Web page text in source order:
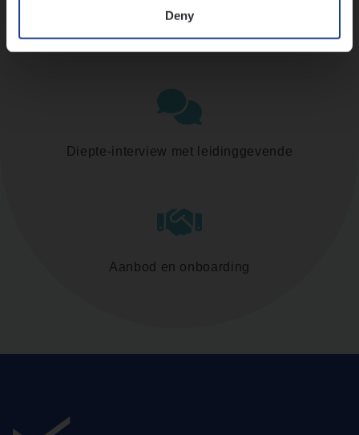
Deny
Assessment
Diepte-interview met leidinggevende
Aanbod en onboarding